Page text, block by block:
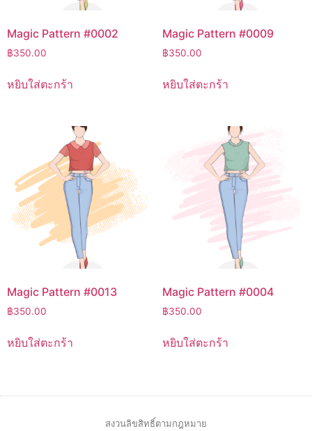
Magic Pattern #0002
฿350.00
หยิบใส่ตะกร้า
Magic Pattern #0009
฿350.00
หยิบใส่ตะกร้า
Magic Pattern #0013
฿350.00
หยิบใส่ตะกร้า
Magic Pattern #0004
฿350.00
หยิบใส่ตะกร้า
สงวนลิขสิทธิ์ตามกฎหมาย